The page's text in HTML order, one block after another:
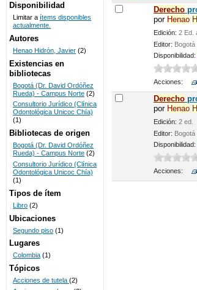
BIBLIOTECAS
UNICOC
Derecho
por Henao
Edición: 2 Ed.
Editor: Bogotá
Disponibilidad:
Acciones:
Derecho
por Henao
Edición: 2 ed.
Editor:
Disponibilidad:
Acciones:
Disponibilidad
Limitar a ítems disponibles
actualmente.
Autores
Henao Hidrón, Javier (2)
Existencias en
bibliotecas
Bogotá (Dr. David Ordóñez
Rueda) - Campus Norte (2)
Consultorio Jurídico (Clínica
Odontológica Unicoc Chía)
(1)
Bibliotecas de origen
Bogotá (Dr. David Ordóñez
Rueda) - Campus Norte (2)
Consultorio Jurídico (Clínica
Odontológica Unicoc Chía)
(1)
Tipos de ítem
Libro (2)
Ubicaciones
Segundo piso (1)
Lugares
Colombia (1)
Tópicos
Acciones de tutela (2)